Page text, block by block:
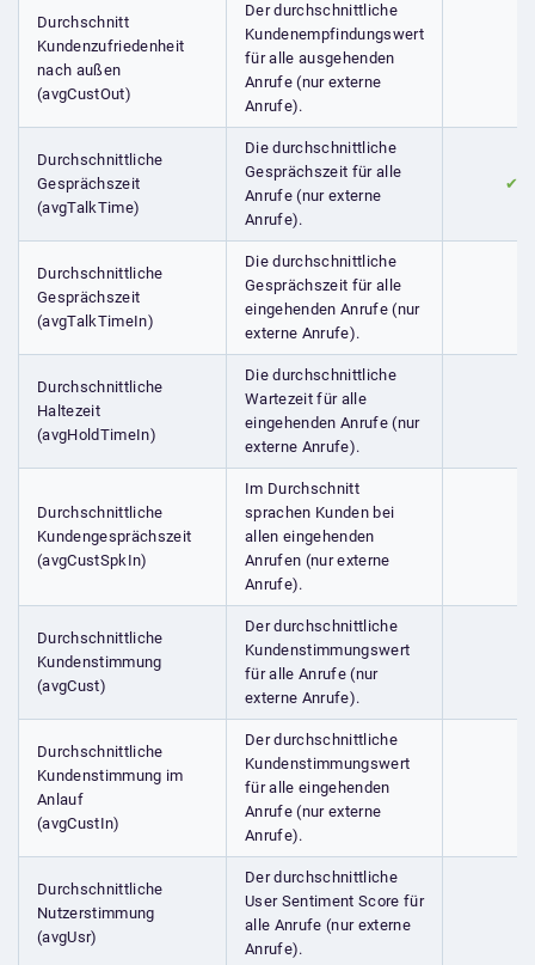
Durchschnitt
Kundenzufriedenheit
nach außen
(avgCustOut)
Der durchschnittliche
Kundenempfindungswert
für alle ausgehenden
Anrufe (nur externe
Anrufe).
Durchschnittliche
Gesprächszeit
(avgTalkTime)
Die durchschnittliche
Gesprächszeit für alle
Anrufe (nur externe
Anrufe).
✔
Durchschnittliche
Gesprächszeit
(avgTalkTimeIn)
Die durchschnittliche
Gesprächszeit für alle
eingehenden Anrufe (nur
externe Anrufe).
Durchschnittliche
Haltezeit
(avgHoldTimeIn)
Die durchschnittliche
Wartezeit für alle
eingehenden Anrufe (nur
externe Anrufe).
Durchschnittliche
Kundengesprächszeit
(avgCustSpkIn)
Im Durchschnitt
sprachen Kunden bei
allen eingehenden
Anrufen (nur externe
Anrufe).
Durchschnittliche
Kundenstimmung
(avgCust)
Der durchschnittliche
Kundenstimmungswert
für alle Anrufe (nur
externe Anrufe).
Durchschnittliche
Kundenstimmung im
Anlauf
(avgCustIn)
Der durchschnittliche
Kundenstimmungswert
für alle eingehenden
Anrufe (nur externe
Anrufe).
Durchschnittliche
Nutzerstimmung
(avgUsr)
Der durchschnittliche
User Sentiment Score für
alle Anrufe (nur externe
Anrufe).